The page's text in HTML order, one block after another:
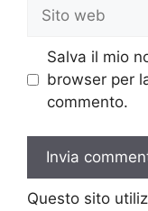
web
Salva il mio
browser per
commento.
Questo sito